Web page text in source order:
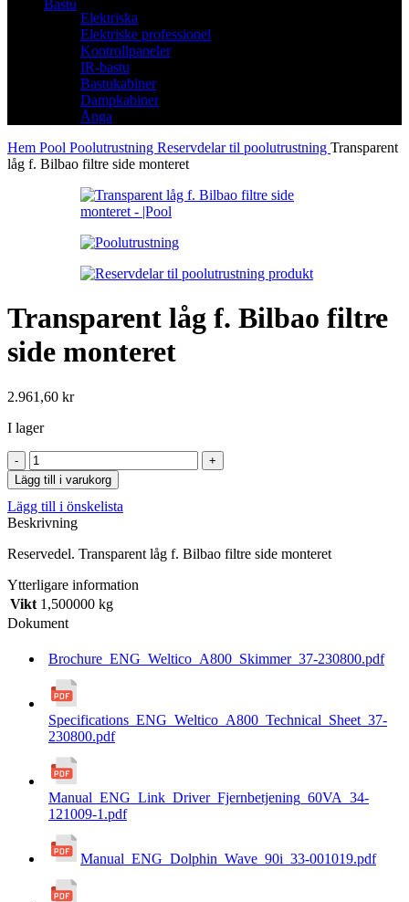
Bastu
Elektriska
Elektriske professionel
Kontrollpaneler
IR-bastu
Bastukabiner
Dampkabiner
Ånga
Hem Pool Poolutrustning Reservdelar til poolutrustning Transparent
låg f. Bilbao filtre side monteret
Transparent låg f. Bilbao filtre
side monteret
2.961,60 kr
I lager
Transparent
låg
f.
Bilbao
filtre
monteret
Lägg till i varukorg
Lägg till i önskelista
Beskrivning
Reservedel. Transparent låg f. Bilbao filtre side monteret
Ytterligare information
Vikt 1,500000 kg
Dokument
Brochure_ENG_Weltico_A800_Skimmer_37-230800.pdf
Specifications_ENG_Weltico_A800_Technical_Sheet_37-
230800.pdf
Manual_ENG_Link_Driver_Fjernbetjening_60VA_34-
121009-1.pdf
Manual_ENG_Dolphin_Wave_90i_33-001019.pdf